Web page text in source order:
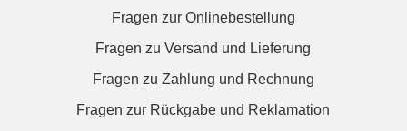
Fragen zur Onlinebestellung
Fragen zu Versand und Lieferung
Fragen zu Zahlung und Rechnung
Fragen zur Rückgabe und Reklamation